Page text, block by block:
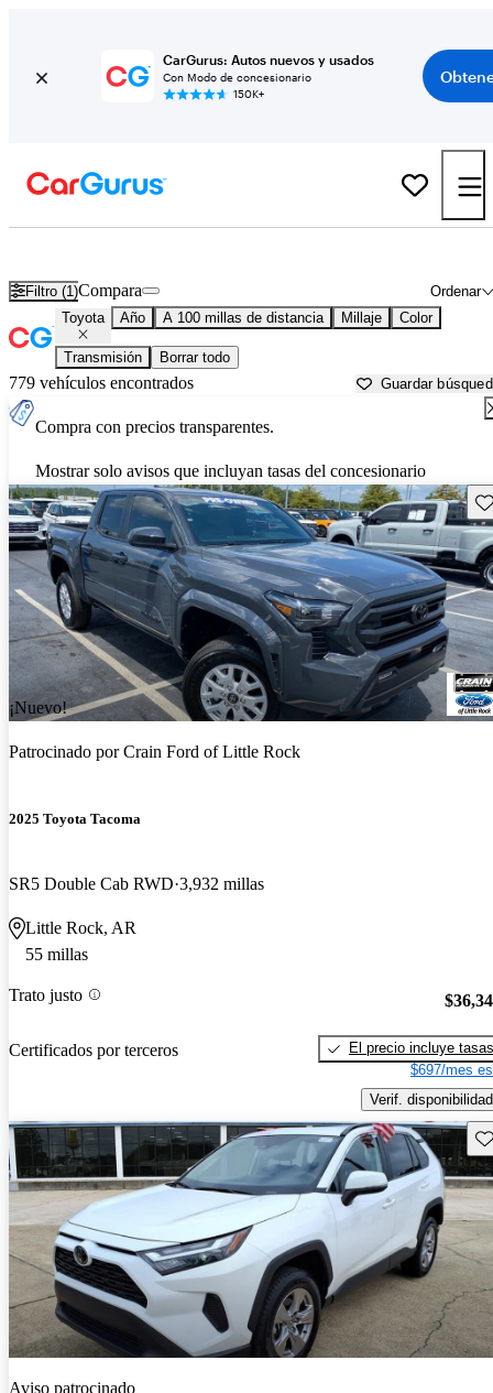
CarGurus: Autos nuevos y usados
Con Modo de concesionario
150K+
Filtro (1) Ordenar
Compara
Toyota Año A 100 millas de distancia Millaje Color
Transmisión Borrar todo
779 vehículos encontrados Guardar
Compra con precios transparentes.
Mostrar solo avisos que incluyan tasas del concesionario
¡Nuevo!
Patrocinado porCrain Ford of Little Rock
2025 Toyota Tacoma
SR5 Double Cab RWD 3,932 millas
Little Rock, AR
55 millas
Trato justo
Certificados por terceros
El precio incluye tasas
$697/mes
Verif. disponibilidad
Aviso patrocinado